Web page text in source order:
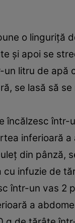
o linguriţă
şi apoi se
un litru de apă
se lasă să
încălzesc într-
inferioară
din pânză,
cu infuzie de
într-un vas 2
a